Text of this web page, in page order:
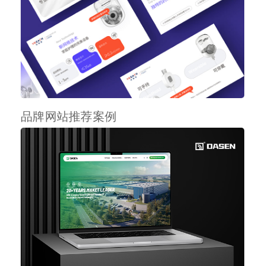
品牌网站推荐案例